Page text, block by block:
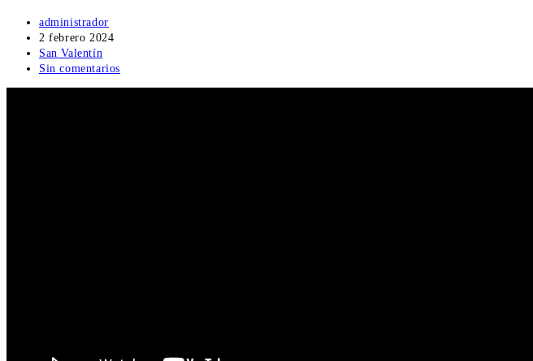
administrador
2 febrero 2024
San Valentín
Sin comentarios